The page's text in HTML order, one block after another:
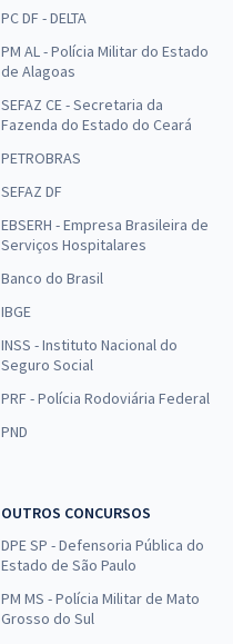
PC DF - DELTA
PM AL - Polícia Militar do Estado
de Alagoas
SEFAZ CE - Secretaria da
Fazenda do Estado do Ceará
PETROBRAS
SEFAZ DF
EBSERH - Empresa Brasileira de
Serviços Hospitalares
Banco do Brasil
IBGE
INSS - Instituto Nacional do
Seguro Social
PRF - Polícia Rodoviária Federal
PND
OUTROS CONCURSOS
DPE SP - Defensoria Pública do
Estado de São Paulo
PM MS - Polícia Militar de Mato
Grosso do Sul